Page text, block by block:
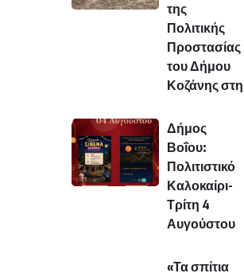
της
Πολιτικής
Προστασίας
του Δήμου
Κοζάνης στη
Δήμος
Βοΐου:
Πολιτιστικό
Καλοκαίρι-
Τρίτη 4
Αυγούστου
«Τα σπίτια